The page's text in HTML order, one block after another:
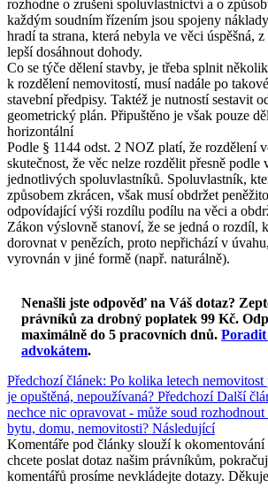
rozhodne o zrušení spoluvlastnictví a o
každým soudním řízením jsou spojeny
hradí ta strana, která nebyla ve věci úspěšná,
lepší dosáhnout dohody.
Co se týče dělení stavby, je třeba splnit
k rozdělení nemovitostí, musí nadále po
stavební předpisy. Taktéž je nutností sestavit
geometrický plán. Připuštěno je však pouze
horizontální
Podle § 1144 odst. 2 NOZ platí, že rozdělení
skutečnost, že věc nelze rozdělit přesně podle
jednotlivých spoluvlastníků. Spoluvlastník,
způsobem zkrácen, však musí obdržet
odpovídající výši rozdílu podílu na věci a
Zákon výslovně stanoví, že se jedná o rozdíl,
dorovnat v penězích, proto nepřichází v
vyrovnán v jiné formě (např. naturálně).
Nenašli jste odpověď na Váš dotaz?
právníků za drobný poplatek 99 Kč.
maximálně do 5 pracovních dnů. Poradit
advokátem.
Předchozí článek: Po kolika letech nemovitost
je opuštěná, nepoužívaná? Předchozí Další
nechce nic opravovat - může soud
bytu, domu, nemovitosti? Následující
Komentáře pod články slouží k okomentování
chcete poslat dotaz našim právníkům,
komentářů prosíme nevkládejte dotazy.